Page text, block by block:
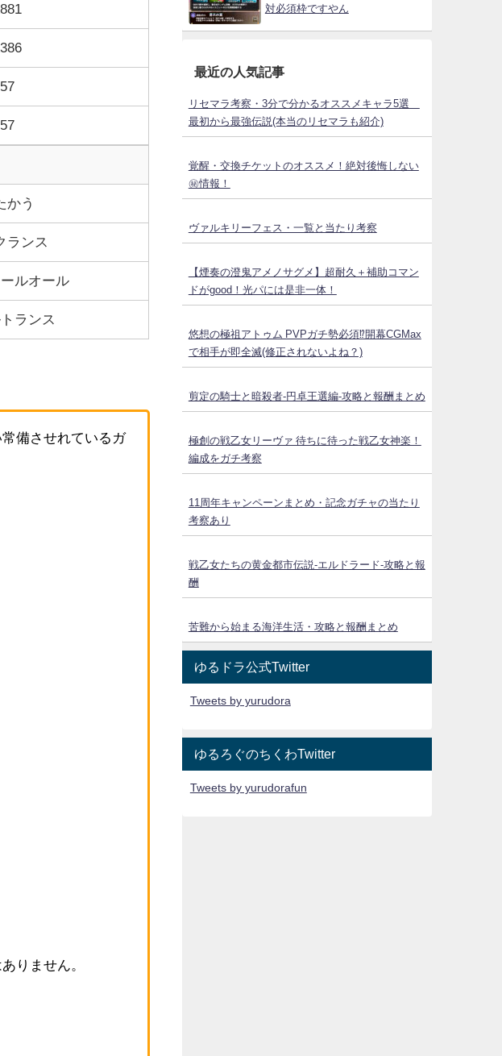
57
57
かう
ランス
ルオール
ランス
備させれているガ
りません。
対必須枠ですやん
最近の人気記事
リセマラ考察・3分で分かるオススメキャラ5選
最初から最強伝説(本当のリセマラも紹介)
覚醒・交換チケットのオススメ！絶対後悔しない
㊙情報！
ヴァルキリーフェス・一覧と当たり考察
【煙奏の澄鬼アメノサグメ】超耐久＋補助コマン
ドがgood！光パには是非一体！
悠想の極祖アトゥム PVPガチ勢必須⁉開幕CGMax
で相手が即全滅(修正されないよね？)
剪定の騎士と暗殺者-円卓王選編-攻略と報酬まとめ
極創の戦乙女リーヴァ 待ちに待った戦乙女神楽！
編成をガチ考察
11周年キャンペーンまとめ・記念ガチャの当たり
考察あり
戦乙女たちの黄金都市伝説‐エルドラード‐攻略と報
酬
苦難から始まる海洋生活・攻略と報酬まとめ
ゆるドラ公式Twitter
Tweets by yurudora
ゆるろぐのちくわTwitter
Tweets by yurudorafun